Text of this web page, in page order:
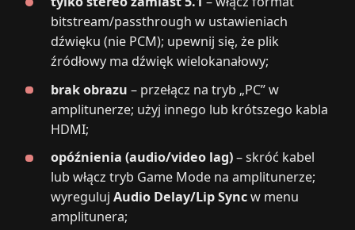
bitstream/passthrough w ustawieniach
dźwięku (nie PCM); upewnij się, że plik
źródłowy ma dźwięk wielokanałowy;
brak obrazu – przełącz na tryb „PC” w
amplitunerze; użyj innego lub krótszego kabla
HDMI;
opóźnienia (audio/video lag)– skróć kabel
lub włącz tryb Game Mode na amplitunerze;
wyregulujAudio Delay/Lip Syncw menu
amplitunera;